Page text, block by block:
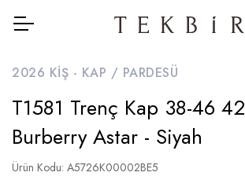
2026 KIŞ - KAP / PARDESÜ
T1581 Trenç Kap 38-46
Burberry Astar - Siyah
Ürün Kodu: A5726K00002BE5